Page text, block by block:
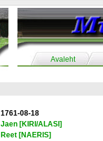
Avaleht
1761-08-18
Jaen [KIRI/ALASI]
Reet [NAERIS]